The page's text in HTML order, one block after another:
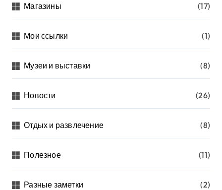
Магазины (17)
Мои ссылки (1)
Музеи и выставки (8)
Новости (26)
Отдых и развлечение (8)
Полезное (11)
Разные заметки (2)